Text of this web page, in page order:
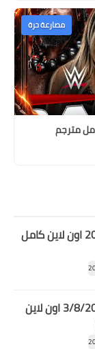
مصارعة حرة
مشاهدة عرض سمر سلام 2026 اون لاين كامل
مشاهدة عرض الرو الاخير 3/8/2026 اون لاين